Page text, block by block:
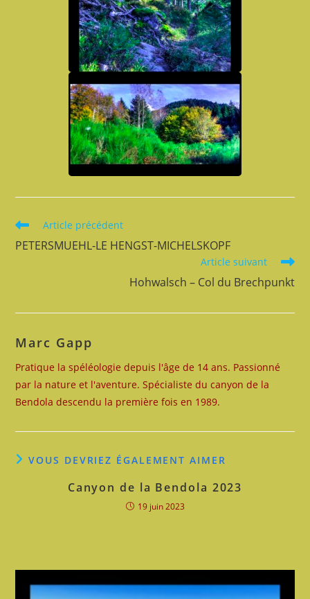
Read
articles
Article précédent
PETERSMUEHL-LE HENGST-MICHELSKOPF
Article suivant
Hohwalsch – Col du Brechpunkt
Marc Gapp
Pratique la spéléologie depuis l'âge de 14 ans. Passionné
par la nature et l'aventure. Spécialiste du canyon de la
Bendola descendu la première fois en 1989.
VOUS DEVRIEZ ÉGALEMENT AIMER
Canyon de la Bendola 2023
19 juin 2023